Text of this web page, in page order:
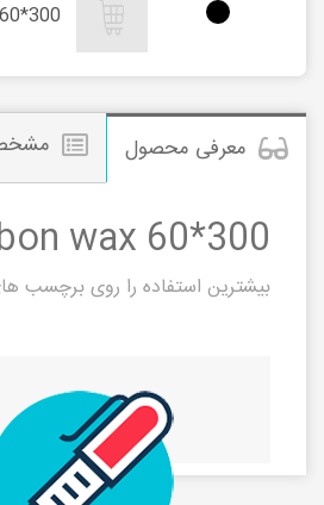
معرفی محصول
wax 60*300
بیشترین استفاده را روی برچسب